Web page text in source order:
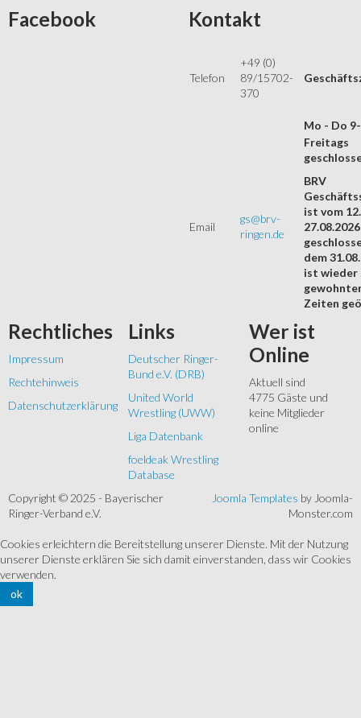
Facebook Kontakt
Telefon
+49 (0)
89/15702-
370
Mo - Do
Email
gs@brv-
ringen.de
Freitags
BRV
ist vom
27.08.2026
dem
ist wieder
Zeiten
Rechtliches
Impressum
Rechtehinweis
Datenschutzerklärung
Links
Deutscher Ringer-
Bund e.V. (DRB)
United World
Wrestling (UWW)
Liga Datenbank
foeldeak Wrestling
Database
Wer ist
Online
Aktuell sind
4775 Gäste und
keine Mitglieder
online
Copyright © 2025 - Bayerischer
Ringer-Verband e.V.
Joomla Templates by Joomla-
Monster.com
Cookies erleichtern die Bereitstellung unserer Dienste. Mit der Nutzung
unserer Dienste erklären Sie sich damit einverstanden, dass wir Cookies
verwenden.
ok